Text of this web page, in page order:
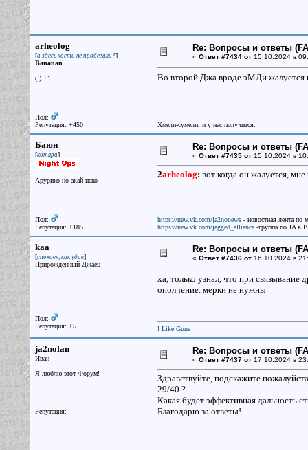
arheolog
[а здесь кости не пробегали?]
Bananan
(!) +1
Пол:
Репутация: +450
Re: Вопросы и ответы
« Ответ #7434 от15.10.2024 в
Во второй Джа вроде эМДи жалуется
Хмели-сумели, и у нас получится.
Баюн
[котяра]
Арурико-но акай неко
Пол:
Репутация: +185
Re: Вопросы и ответы
« Ответ #7435 от15.10.2024 в
2arheolog: вот когда он жалуется,
https://new.vk.com/ja2nonews- новостная лента по
https://new.vk.com/jagged_alliance-группа по JA в
kaa
[спокоен, как удав]
Прирожденный Джаец
Пол:
Репутация: +5
Re: Вопросы и ответы
« Ответ #7436 от16.10.2024 в
ха, только узнал, что при связывание
ополчение. мерки не нужны
I Like Guns
ja2nofan
Иван
Я люблю этот Форум!
Репутация: ---
Re: Вопросы и ответы
« Ответ #7437 от17.10.2024 в
Здравствуйте, подскажите
29/40 ?
Какая будет эффективная дальность
Благодарю за ответы!